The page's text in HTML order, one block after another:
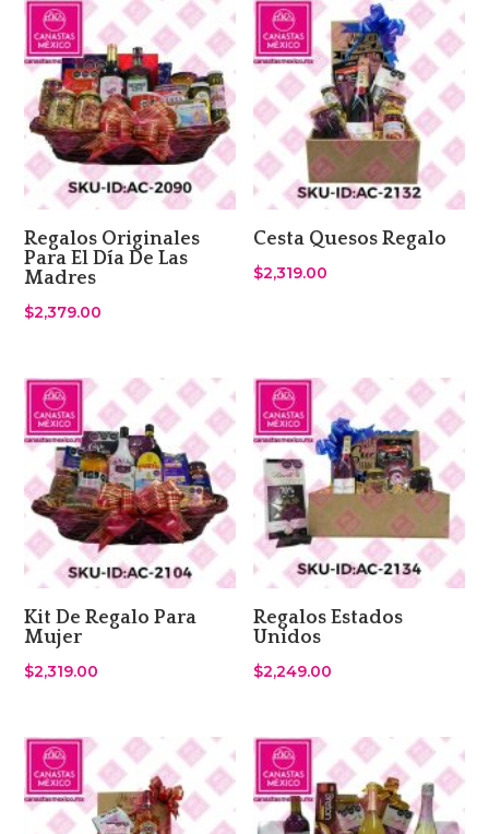
Regalos Originales
Para El Día De Las
Madres
$2,379.00
Cesta Quesos Regalo
$2,319.00
Kit De Regalo Para
Mujer
$2,319.00
Regalos Estados
Unidos
$2,249.00